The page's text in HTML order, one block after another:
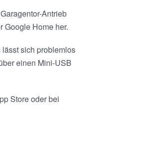
Antrieb
Google Home her.
sich problemlos
einen Mini-USB
Store oder bei